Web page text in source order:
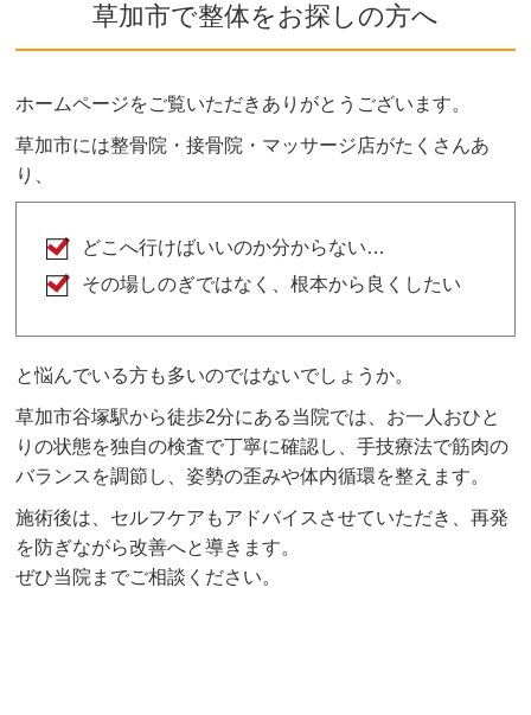
ご希望や症状によりボキボキする矯正もあります
が、痛みを感じないよう熟練した施術家が対応し
ボキボキが苦手な方はお気軽にご相談ください。
草加市で整体をお探しの方へ
ホームページをご覧いただきありがとうございます。
草加市には整骨院・接骨院・マッサージ店がたくさんあ
り、
どこへ行けばいいのか分からない…
その場しのぎではなく、根本から良くしたい
と悩んでいる方も多いのではないでしょうか。
草加市谷塚駅から徒歩2分にある当院では、お一人おひと
りの状態を独自の検査で丁寧に確認し、手技療法で筋肉の
バランスを調節し、姿勢の歪みや体内循環を整えます。
施術後は、セルフケアもアドバイスさせていただき、再発
を防ぎながら改善へと導きます。
ぜひ当院までご相談ください。